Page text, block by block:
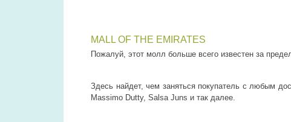
MALL OF THE EMIRATES
Пожалуй, этот молл больше всего известен за
Здесь найдет, чем заняться покупатель с любым
Massimo Dutty, Salsa Juns и так далее.